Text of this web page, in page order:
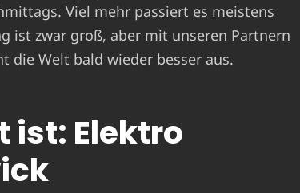
Viel mehr passiert es meistens
ist zwar groß, aber mit unseren Partnern
die Welt bald wieder besser aus.
ist: Elektro